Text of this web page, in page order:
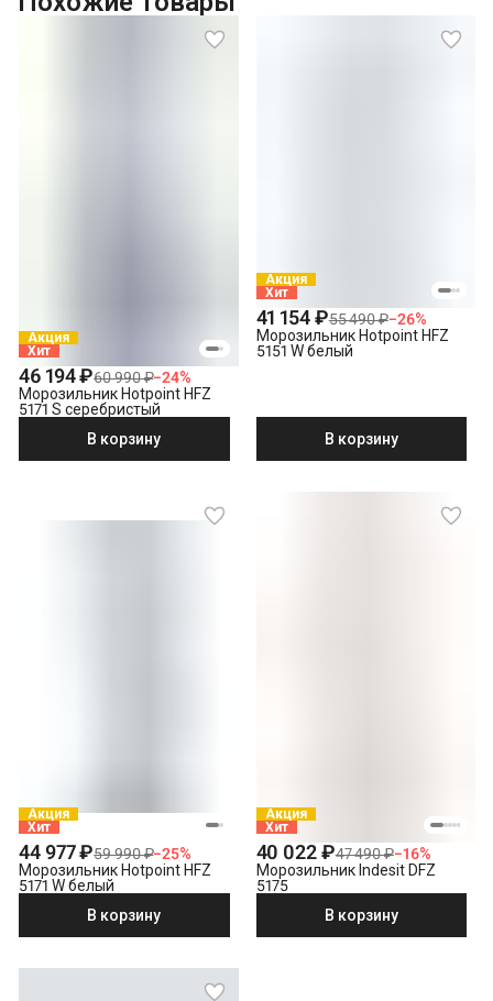
отдельностоящей морозильной камеры без электронного
Акция
Хит
46 194 ₽60 990 ₽−24%
Морозильник Hotpoint HFZ
5171 S серебристый
В корзину
Акция
Хит
41 154 ₽55 490 ₽−26%
Морозильник Hotpoint HFZ
5151 W белый
В корзину
Акция
Хит
44 977 ₽59 990 ₽−25%
Морозильник Hotpoint HFZ
5171 W белый
В корзину
Акция
Хит
40 022 ₽47 490 ₽−16%
Морозильник Indesit DFZ
5175
В корзину